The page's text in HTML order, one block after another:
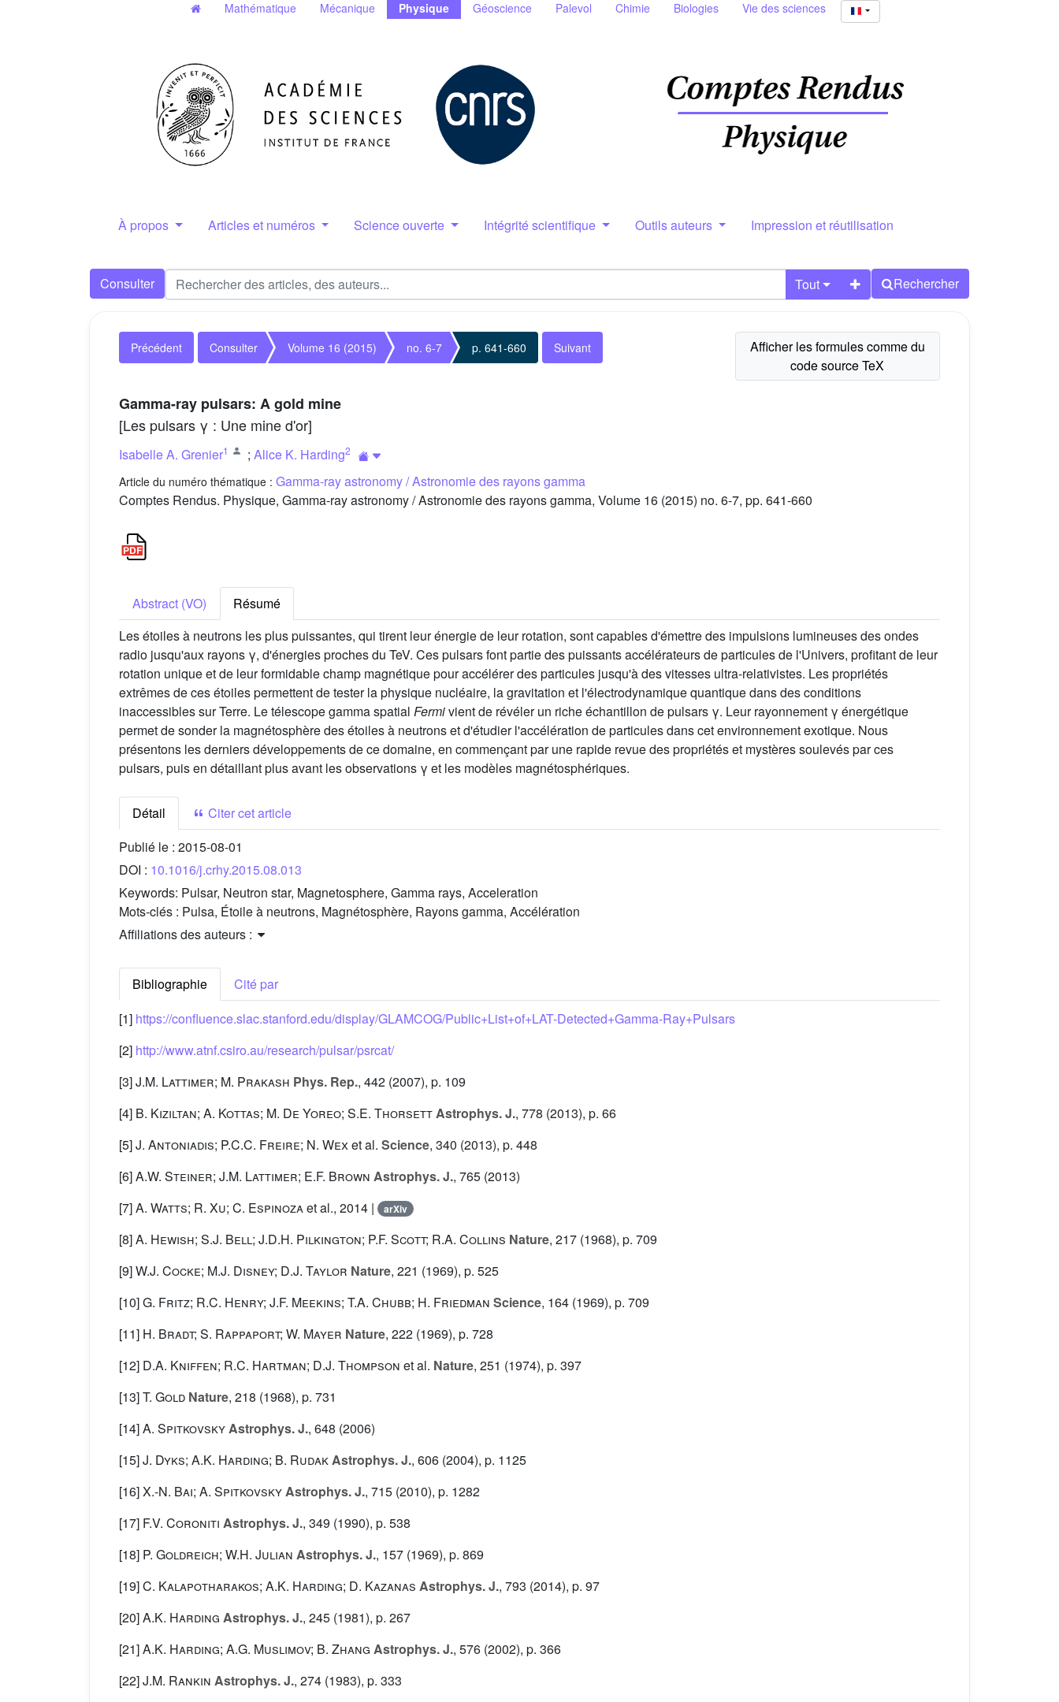
Mathématique Mécanique Physique Géoscience Palevol Chimie Biologies Vie des sciences
À propos Articles et numéros Science ouverte Intégrité scientifique Outils auteurs Impression et réutilisation
Consulter Tout Rechercher
Précédent Consulter Volume 16 (2015) no. 6-7 p. 641-660 Suivant
Gamma-ray pulsars: A gold mine
[Les pulsars γ : Une mine d'or]
Isabelle A. Grenier1 ; Alice K. Harding2
Article du numéro thématique : Gamma-ray astronomy / Astronomie des rayons gamma
Comptes Rendus. Physique, Gamma-ray astronomy / Astronomie des rayons gamma, Volume 16 (2015) no. 6-7, pp. 641-660
Abstract (VO)
Résumé
Les étoiles à neutrons les plus puissantes, qui tirent leur énergie de leur rotation, sont capables d'émettre des impulsions lumineuses des ondes
radio jusqu'aux rayons γ, d'énergies proches du TeV. Ces pulsars font partie des puissants accélérateurs de particules de l'Univers, profitant de leur
rotation unique et de leur formidable champ magnétique pour accélérer des particules jusqu'à des vitesses ultra-relativistes. Les propriétés
extrêmes de ces étoiles permettent de tester la physique nucléaire, la gravitation et l'électrodynamique quantique dans des conditions
inaccessibles sur Terre. Le télescope gamma spatial Fermivient de révéler un riche échantillon de pulsars γ. Leur rayonnement γ énergétique
permet de sonder la magnétosphère des étoiles à neutrons et d'étudier l'accélération de particules dans cet environnement exotique. Nous
présentons les derniers développements de ce domaine, en commençant par une rapide revue des propriétés et mystères soulevés par ces
pulsars, puis en détaillant plus avant les observations γ et les modèles magnétosphériques.
Détail
Citer cet article
Publié le : 2015-08-01
DOI : 10.1016/j.crhy.2015.08.013
Keywords: Pulsar, Neutron star, Magnetosphere, Gamma rays, Acceleration
Mots-clés : Pulsa, Étoile à neutrons, Magnétosphère, Rayons gamma, Accélération
Affiliations des auteurs :
Bibliographie
Cité par
[1] https://confluence.slac.stanford.edu/display/GLAMCOG/Public+List+of+LAT-Detected+Gamma-Ray+Pulsars
[2] http://www.atnf.csiro.au/research/pulsar/psrcat/
[3]J.M. Lattimer; M. Prakash Phys. Rep., 442 (2007), p. 109
[4] B. Kiziltan; A. Kottas; M. De Yoreo; S.E. ThorsettAstrophys. J., 778 (2013), p. 66
[5]J. Antoniadis; P.C.C. Freire; N. Wexet al. Science, 340 (2013), p. 448
[6]A.W. Steiner; J.M. Lattimer; E.F. Brown Astrophys. J., 765 (2013)
[7]A. Watts; R. Xu; C. Espinozaet al., 2014 | arXiv
[8]A. Hewish; S.J. Bell; J.D.H. Pilkington; P.F. Scott; R.A. Collins Nature, 217 (1968), p. 709
[9]W.J. Cocke; M.J. Disney; D.J. Taylor Nature, 221 (1969), p. 525
[10]G. Fritz; R.C. Henry; J.F. Meekins; T.A. Chubb; H. Friedman Science, 164 (1969), p. 709
[11] H. Bradt; S. Rappaport; W. Mayer Nature, 222 (1969), p. 728
[12] D.A. Kniffen; R.C. Hartman; D.J. Thompson et al. Nature, 251 (1974), p. 397
[13]T. Gold Nature, 218 (1968), p. 731
[14]A. SpitkovskyAstrophys. J., 648 (2006)
[15]J. Dyks; A.K. Harding; B. RudakAstrophys. J., 606 (2004), p. 1125
[16]X.-N. Bai; A. SpitkovskyAstrophys. J., 715 (2010), p. 1282
[17] F.V. Coroniti Astrophys. J., 349 (1990), p. 538
[18] P. Goldreich; W.H. Julian Astrophys. J., 157 (1969), p. 869
[19]C. Kalapotharakos; A.K. Harding; D. Kazanas Astrophys. J., 793 (2014), p. 97
[20]A.K. Harding Astrophys. J., 245 (1981), p. 267
[21]A.K. Harding; A.G. Muslimov; B. Zhang Astrophys. J., 576 (2002), p. 366
[22]J.M. Rankin Astrophys. J., 274 (1983), p. 333